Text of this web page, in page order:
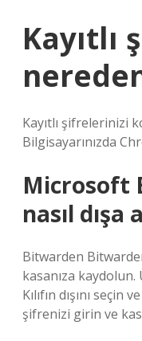
Kayıtlı
Kayıtlı şifrelerinizi
Bilgisayarınızda
Microsoft
nasıl
Bitwarden
kasanıza kaydolun.
Kılıfın dışını seçin
şifrenizi girin ve